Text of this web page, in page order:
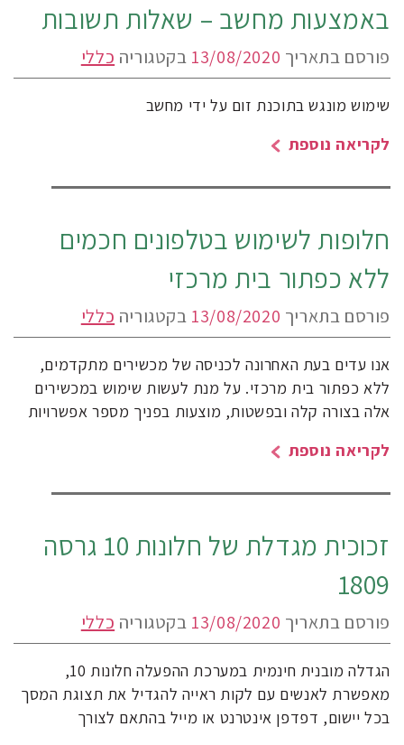
באמצעות מחשב – שאלות תשובות
פורסם בתאריך 13/08/2020 בקטגוריה כללי
שימוש מונגש בתוכנת זום על ידי מחשב
לקריאה נוספת
חלופות לשימוש בטלפונים חכמים
ללא כפתור בית מרכזי
פורסם בתאריך 13/08/2020 בקטגוריה כללי
אנו עדים בעת האחרונה לכניסה של מכשירים מתקדמים,
ללא כפתור בית מרכזי. על מנת לעשות שימוש במכשירים
אלה בצורה קלה ובפשטות, מוצעות בפניך מספר אפשרויות
לקריאה נוספת
זכוכית מגדלת של חלונות 10 גרסה
1809
פורסם בתאריך 13/08/2020 בקטגוריה כללי
הגדלה מובנית חינמית במערכת ההפעלה חלונות 10,
מאפשרת לאנשים עם לקות ראייה להגדיל את תצוגת המסך
בכל יישום, דפדפן אינטרנט או מייל בהתאם לצורך